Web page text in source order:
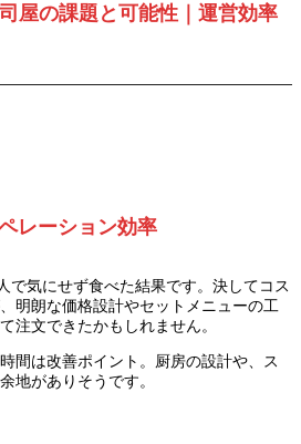
屋の課題と可能性｜運営効率
レーション効率
で気にせず食べた結果です。決してコス
明朗な価格設計やセットメニューの工
注文できたかもしれません。
間は改善ポイント。厨房の設計や、ス
地がありそうです。